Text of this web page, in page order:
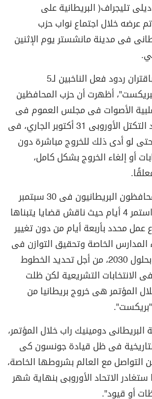
تليجراف) البريطانية على
تم عرضه خلال اجتماع نواب حزب
فى مدينة مانشستر يوم الإثنين
وأشارت إلى أنه باقتران ردود فعل الناخبين لـ5
أظهرت أن حزب المحافظين
الأصوات فى مجلس العموم فى
حال مغادرة البلاد التكتل الأوروبى 31 أكتوبر الجاري، فى
لو أدى ذلك للخروج مباشرة دون
أو إلغاء الخروج بشكل كامل،
وكان قد عقد المحافظون البريطانيون فى 30 سبتمبر
الماضي، مؤتمرا استمر 4 أيام حيث ناقش قضايا يتبناها
عمل محدد بأربعة أيام من دون تغيير
المدارس الخاصة وتحقيق التوازن فى
انبعاثات الكربون بحلول 2030، من أجل تحديد الخطوط
الانتخابات التشريعية لكن ظلت
المؤتمر هى خروج بريطانيا من
"بريكست".
البريطانى دومينيك راب خلال المؤتمر،
التاريخية فى ظل قيادة جونسون كى
التواصل مع العالم بشروطها الخاصة،
ستغادر الاتحاد الأوروبى بنهاية شهر
أو قيود".